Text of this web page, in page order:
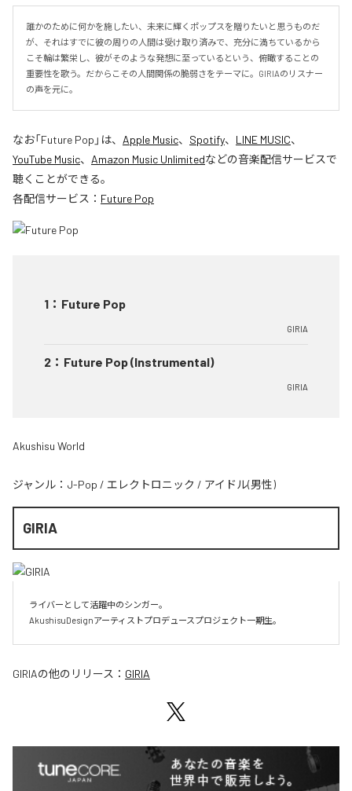
誰かのために何かを施したい、未来に輝くポップスを贈りたいと思うものだ
が、それはすでに彼の周りの人間は受け取り済みで、充分に満ちているから
こそ輪は繁栄し、彼がそのような発想に至っているという、俯瞰することの
重要性を歌う。だからこその人間関係の脆弱さをテーマに。GIRIAのリスナー
の声を元に。
なお「Future Pop 」は、 Apple Music、 Spotify、 LINE MUSIC、
YouTube Music、 Amazon Music Unlimitedなどの音楽配信サービスで
聴くことができる。
各配信サービス： Future Pop
1 ： Future Pop
GIRIA
2 ： Future Pop (Instrumental)
GIRIA
Akushisu World
ジャンル： J-Pop / エレクトロニック / アイドル(男性)
GIRIA
ライバーとして活躍中のシンガー。
AkushisuDesignアーティストプロデュースプロジェクト一期生。
GIRIAの他のリリース： GIRIA